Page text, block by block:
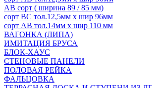
АВ сорт ( ширина 89 / 85 мм)
сорт ВС тол.12,5мм х шир 96мм
сорт АВ тол.14мм х шир 110 мм
ВАГОНКА (ЛИПА)
ИМИТАЦИЯ БРУСА
БЛОК-ХАУС
СТЕНОВЫЕ ПАНЕЛИ
ПОЛОВАЯ РЕЙКА
ФАЛЬЦОВКА